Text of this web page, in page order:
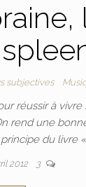
subjectives
réussir à
rend une
du livre
2012 3